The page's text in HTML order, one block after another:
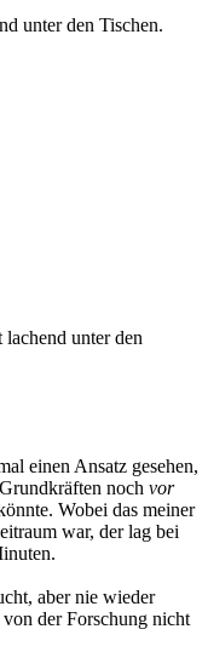
unter den Tischen.
unter den
einen Ansatz gesehen,
noch vor
Wobei das meiner
war, der lag bei
aber nie wieder
der Forschung nicht